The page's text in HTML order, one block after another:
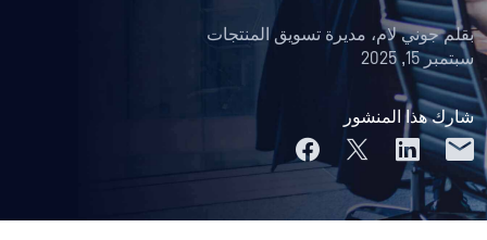
بقلمجوني لام، مديرة تسويق المنتجات
سبتمبر 15, 2025
شارك هذا المنشور